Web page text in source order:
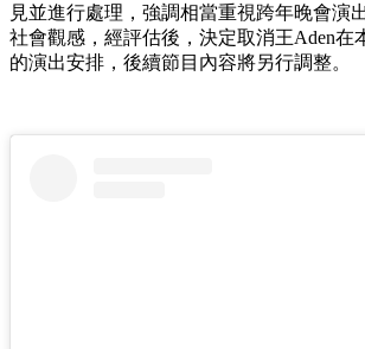
見並進行處理，強調相當重視跨年晚會演
社會觀感，經評估後，決定取消王Aden在
的演出安排，後續節目內容將另行調整。